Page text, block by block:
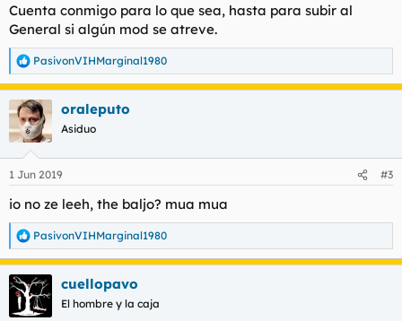
Cuenta conmigo para lo que sea, hasta para subir al
General si algún mod se atreve.
R
e
a
c
c
i
e
:
PasivonVIHMarginal1980
oraleputo
Asiduo
1 Jun 2019 #3
io no ze leeh, the baljo? mua mua
R
e
a
c
c
i
PasivonVIHMarginal1980
cuellopavo
El hombre y la caja